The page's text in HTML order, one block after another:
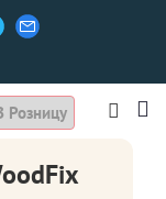
Розницу